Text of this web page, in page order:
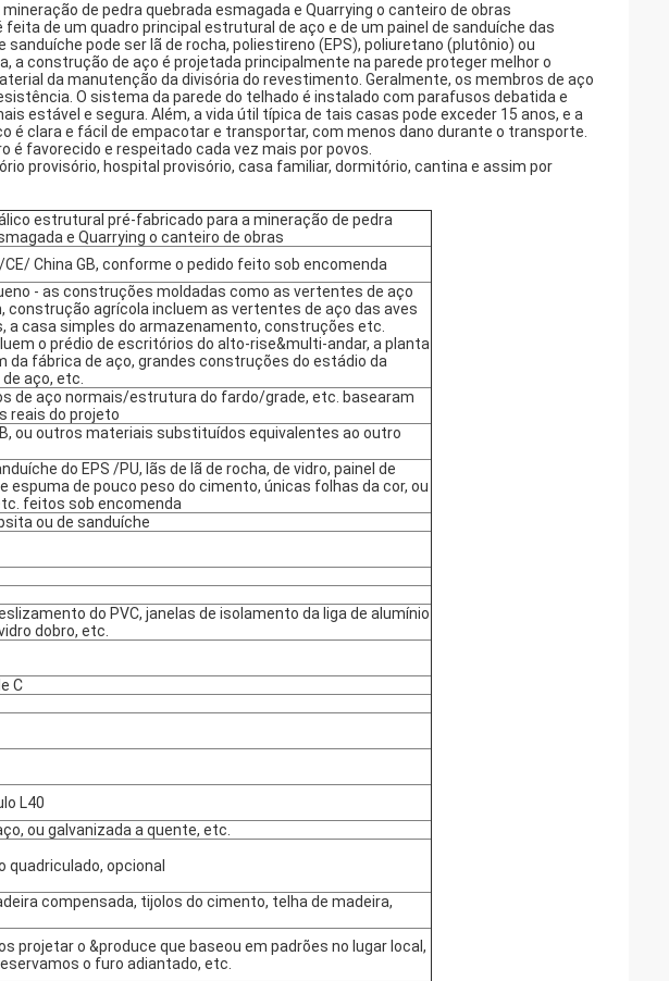
de pedra quebrada esmagada e Quarrying o canteiro de obras
de um quadro principal estrutural de aço e de um painel de sanduíche das
pode ser lã de rocha, poliestireno (EPS), poliuretano (plutônio) ou
a construção de aço é projetada principalmente na parede proteger melhor o
da manutenção da divisória do revestimento. Geralmente, os membros de aço
O sistema da parede do telhado é instalado com parafusos debatida e
estável e segura. Além, a vida útil típica de tais casas pode exceder 15 anos, e a
é clara e fácil de empacotar e transportar, com menos dano durante o transporte.
favorecido e respeitado cada vez mais por povos.
provisório, hospital provisório, casa familiar, dormitório, cantina e assim por
estrutural pré-fabricado para a mineração de pedra
e Quarrying o canteiro de obras
CE/ China GB, conforme o pedido feito sob encomenda
- as construções moldadas como as vertentes de aço
construção agrícola incluem as vertentes de aço das aves
a casa simples do armazenamento, construções etc.
o prédio de escritórios do alto-rise&multi-andar, a planta
da fábrica de aço, grandes construções do estádio da
aço, etc.
de aço normais/estrutura do fardo/grade, etc. basearam
reais do projeto
ou outros materiais substituídos equivalentes ao outro
do EPS /PU, lãs de lã de rocha, de vidro, painel de
espuma de pouco peso do cimento, únicas folhas da cor, ou
feitos sob encomenda
ou de sanduíche
do PVC, janelas de isolamento da liga de alumínio
dobro, etc.
C
L40
ou galvanizada a quente, etc.
quadriculado, opcional
compensada, tijolos do cimento, telha de madeira,
projetar o &produce que baseou em padrões no lugar local,
o furo adiantado, etc.